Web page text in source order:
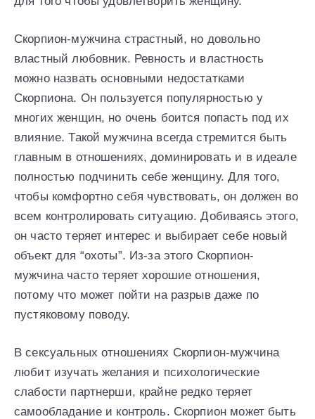
Скорпион-мужчина страстный, но довольно
властный любовник. Ревность и властность
можно назвать основными недостатками
Скорпиона. Он пользуется популярностью у
многих женщин, но очень боится попасть под их
влияние. Такой мужчина всегда стремится быть
главным в отношениях, доминировать и в идеале
полностью подчинить себе женщину. Для того,
чтобы комфортно себя чувствовать, он должен во
всем контролировать ситуацию. Добиваясь этого,
он часто теряет интерес и выбирает себе новый
объект для “охоты”. Из-за этого Скорпион-
мужчина часто теряет хорошие отношения,
потому что может пойти на разрыв даже по
пустяковому поводу.
В сексуальных отношениях Скорпион-мужчина
любит изучать желания и психологические
слабости партнерши, крайне редко теряет
самообладание и контроль. Скорпион может быть